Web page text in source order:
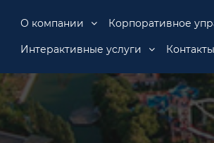
О компании Корпоративное
Интерактивные услуги Контакты